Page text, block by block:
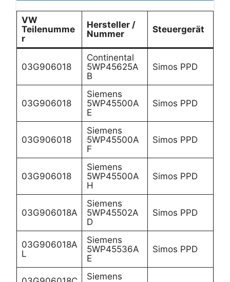
VW
Teilenumme
r
Hersteller /
Nummer
Steuergerät
03G906018
Continental
5WP45625A
B
Simos PPD
03G906018
Siemens
5WP45500A
E
Simos PPD
03G906018
Siemens
5WP45500A
F
Simos PPD
03G906018
Siemens
5WP45500A
H
Simos PPD
03G906018A
Siemens
5WP45502A
D
Simos PPD
03G906018A
L
Siemens
5WP45536A
E
Simos PPD
Siemens